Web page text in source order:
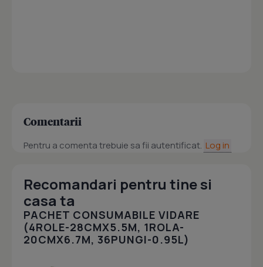
Comentarii
Pentru a comenta trebuie sa fii autentificat. Log in
Recomandari pentru tine si
casa ta
PACHET CONSUMABILE VIDARE
(4ROLE-28CMX5.5M, 1ROLA-
20CMX6.7M, 36PUNGI-0.95L)